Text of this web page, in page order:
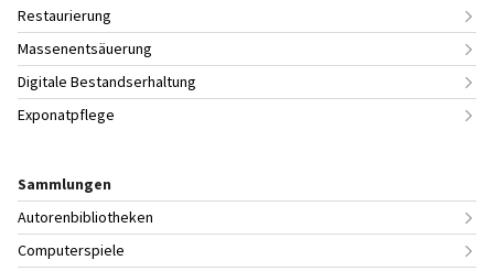
Restaurierung
Massenentsäuerung
Digitale Bestandserhaltung
Exponatpflege
Sammlungen
Autorenbibliotheken
Computerspiele